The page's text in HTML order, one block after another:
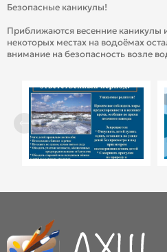
Безопасные каникулы!
Приближаются весенние каникулы
некоторых местах на водоёмах
внимание на безопасность возле